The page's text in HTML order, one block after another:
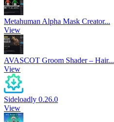
Metahuman Alpha Mask Creator...
View
AVASCOT Groom Shader – Hair...
View
Sideloadly 0.26.0
View